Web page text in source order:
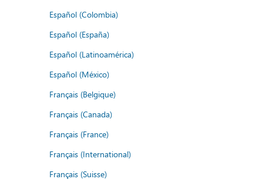
Español (Colombia)
Español (España)
Español (Latinoamérica)
Español (México)
Français (Belgique)
Français (Canada)
Français (France)
Français (International)
Français (Suisse)